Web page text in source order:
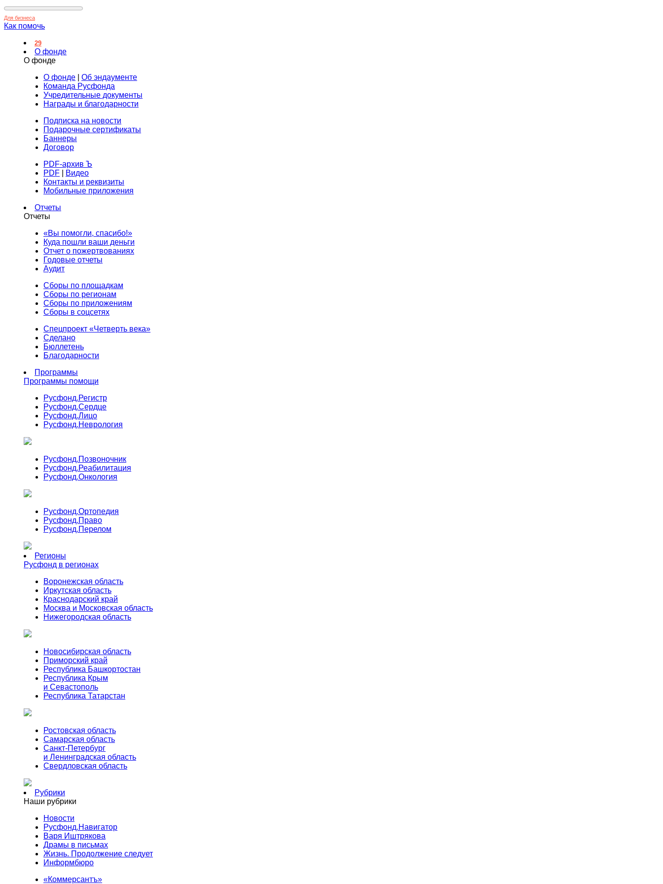
Для бизнеса
Как помочь
29
О фонде
О фонде
О фонде
Об эндаументе
Команда Русфонда
Учредительные документы
Награды и благодарности
Подписка на новости
Подарочные сертификаты
Баннеры
Договор
PDF-архив Ъ
PDF
Видео
Контакты и реквизиты
Мобильные приложения
Отчеты
Отчеты
«Вы помогли, спасибо!»
Куда пошли ваши деньги
Отчет о пожертвованиях
Годовые отчеты
Аудит
Сборы по площадкам
Сборы по регионам
Сборы по приложениям
Сборы в соцсетях
Спецпроект «Четверть века»
Сделано
Бюллетень
Благодарности
Программы
Программы помощи
Русфонд.Регистр
Русфонд.Сердце
Русфонд.Лицо
Русфонд.Неврология
Русфонд.Позвоночник
Русфонд.Реабилитация
Русфонд.Онкология
Русфонд.Ортопедия
Русфонд.Право
Русфонд.Перелом
Регионы
Русфонд в регионах
Воронежская область
Иркутская область
Краснодарский край
Москва и Московская область
Нижегородская область
Новосибирская область
Приморский край
Республика Башкортостан
Республика Крым
и Севастополь
Республика Татарстан
Ростовская область
Самарская область
Санкт-Петербург
и Ленинградская область
Свердловская область
Рубрики
Наши рубрики
Новости
Русфонд.Навигатор
Варя Иштрякова
Драмы в письмах
Жизнь. Продолжение следует
Информбюро
«Коммерсантъ»